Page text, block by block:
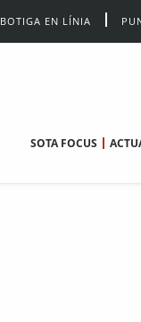
BOTIGA EN LÍNIA
SOTA FOCUS